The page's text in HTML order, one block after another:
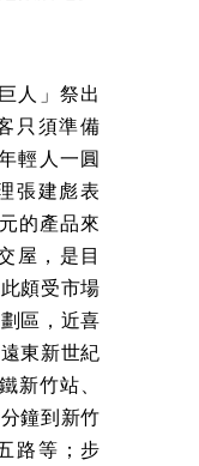
人」祭出
只須準備
輕人一圓
張建彪表
的產品來
屋，是目
頗受市場
區，近喜
東新世紀
新竹站、
鐘到新竹
路等；步